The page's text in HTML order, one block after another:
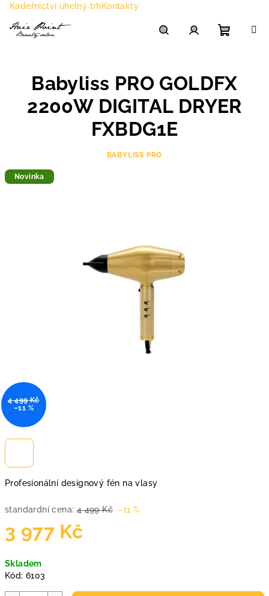
Přejít
obsah
Kadeřnictví uhelný trhKontakty
košík
Profesionální designový fén na vlasy
standardní cena: 4 499 Kč –11 %
3 977 Kč
cena:
Skladem
Kód: 6103
Babyliss PRO GOLDFX
2200W DIGITAL DRYER
FXBDG1E
BABYLISS PRO
Novinka
4 499 Kč
–11 %